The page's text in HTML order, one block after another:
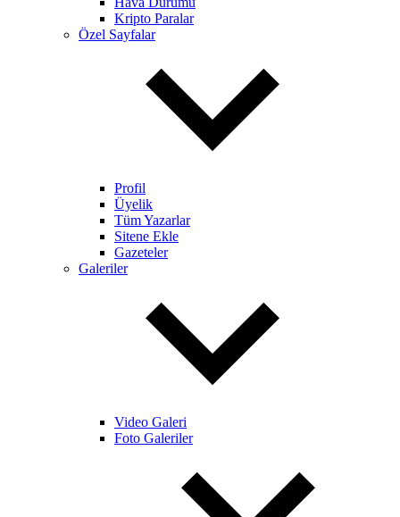
Kripto Paralar
Özel Sayfalar
Profil
Üyelik
Tüm Yazarlar
Sitene Ekle
Gazeteler
Galeriler
Video Galeri
Foto Galeriler